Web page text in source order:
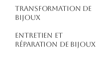
Transformation de
bijoux
Entretien et
réparation de bijoux